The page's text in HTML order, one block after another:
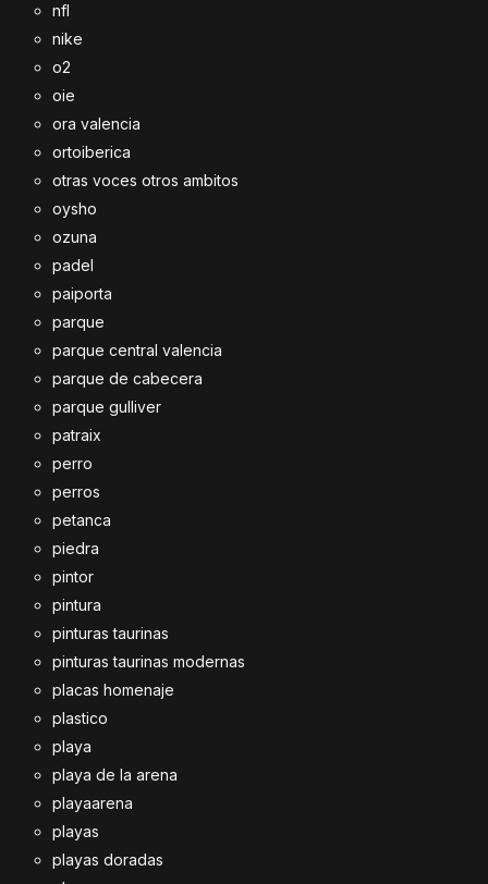
nfl
nike
o2
oie
ora valencia
ortoiberica
otras voces otros ambitos
oysho
ozuna
padel
paiporta
parque
parque central valencia
parque de cabecera
parque gulliver
patraix
perro
perros
petanca
piedra
pintor
pintura
pinturas taurinas
pinturas taurinas modernas
placas homenaje
plastico
playa
playa de la arena
playaarena
playas
playas doradas